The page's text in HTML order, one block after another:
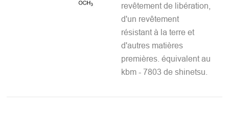
revêtement de libération,
d'un revêtement
résistant à la terre et
d'autres matières
premières. équivalent au
kbm - 7803 de shinetsu.